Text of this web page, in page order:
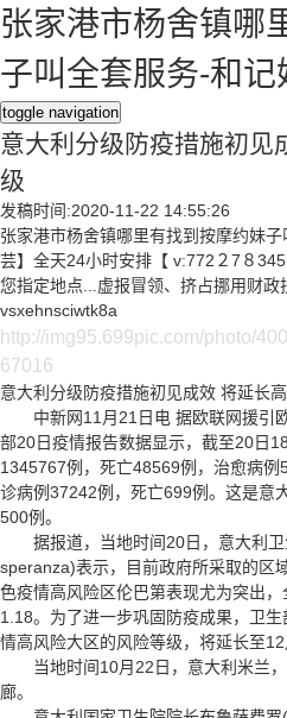
张家港市杨舍镇哪
子叫全套服务-和
toggle navigation
意大利分级防疫措施初见
级
发稿时间:2020-11-22 14:55:26
张家港市杨舍镇哪里有找到按摩约妹
芸】全天24小时安排【 v:772２7８
您指定地点...虚报冒领、挤占挪用财政
vsxehnsciwtk8a
http://img95.699pic.com/photo/
67016
意大利分级防疫措施初见成效 将延长
中新网11月21日电 据欧联网援引
部20日疫情报告数据显示，截至20日
1345767例，死亡48569例，治愈病
诊病例37242例，死亡699例。这是意
500例。
据报道，当地时间20日，意大利卫
speranza)表示，目前政府所采取的区
色疫情高风险区伦巴第表现尤为突出
1.18。为了进一步巩固防疫成果，卫
情高风险大区的风险等级，将延长至12
当地时间10月22日，意大利米兰
廊。